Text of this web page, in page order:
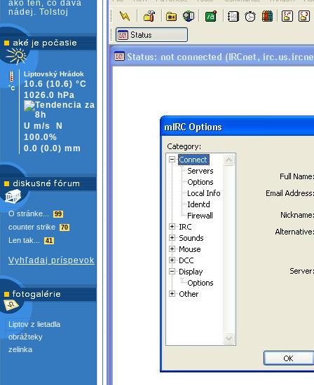
ako ten, čo dáva
nádej. Tolstoj
Liptovský Hrádok
10.6 (10.6) °C
1026.0 hPa
U m/s
N
100.0%
0.0 (0.0) mm
O stránke... 99
counter strike 70
Len tak... 41
Vyhľadaj príspevok
Liptov z lietadla
obrážteky
zelinka